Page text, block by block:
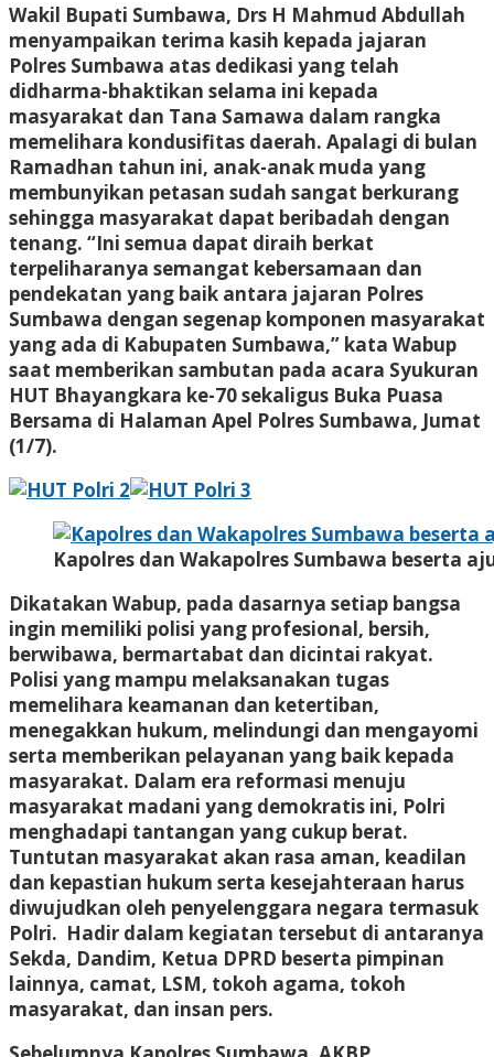
Wakil Bupati Sumbawa, Drs H Mahmud Abdullah
menyampaikan terima kasih kepada jajaran
Polres Sumbawa atas dedikasi yang telah
didharma-bhaktikan selama ini kepada
masyarakat dan Tana Samawa dalam rangka
memelihara kondusifitas daerah. Apalagi di bulan
Ramadhan tahun ini, anak-anak muda yang
membunyikan petasan sudah sangat berkurang
sehingga masyarakat dapat beribadah dengan
tenang. “Ini semua dapat diraih berkat
terpeliharanya semangat kebersamaan dan
pendekatan yang baik antara jajaran Polres
Sumbawa dengan segenap komponen masyarakat
yang ada di Kabupaten Sumbawa,” kata Wabup
saat memberikan sambutan pada acara Syukuran
HUT Bhayangkara ke-70 sekaligus Buka Puasa
Bersama di Halaman Apel Polres Sumbawa, Jumat
(1/7).
Kapolres dan Wakapolres Sumbawa beserta
Dikatakan Wabup, pada dasarnya setiap bangsa
ingin memiliki polisi yang profesional, bersih,
berwibawa, bermartabat dan dicintai rakyat.
Polisi yang mampu melaksanakan tugas
memelihara keamanan dan ketertiban,
menegakkan hukum, melindungi dan mengayomi
serta memberikan pelayanan yang baik kepada
masyarakat. Dalam era reformasi menuju
masyarakat madani yang demokratis ini, Polri
menghadapi tantangan yang cukup berat.
Tuntutan masyarakat akan rasa aman, keadilan
dan kepastian hukum serta kesejahteraan harus
diwujudkan oleh penyelenggara negara termasuk
Polri. Hadir dalam kegiatan tersebut di antaranya
Sekda, Dandim, Ketua DPRD beserta pimpinan
lainnya, camat, LSM, tokoh agama, tokoh
masyarakat, dan insan pers.